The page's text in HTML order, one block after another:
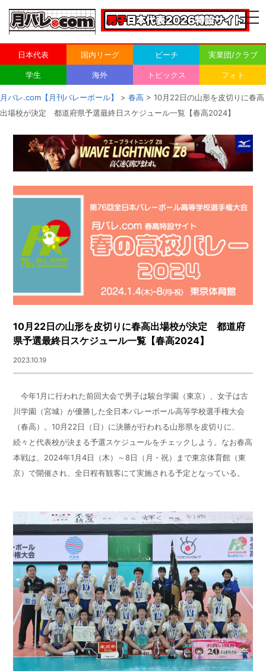
日本代表 国内リーグ ビーチ 実業団/クラブ
学生 海外 トピックス フォト
月バレ.com【月刊バレーボール】 > 春高 > 10月22日の山形を皮切りに春高
出場校が決定 都道府県予選最終日スケジュール一覧【春高2024】
10月22日の山形を皮切りに春高出場校が決定 都道府
県予選最終日スケジュール一覧【春高2024】
2023.10.19
今年1月に行われた前回大会で男子は駿台学園（東京）、女子は古
川学園（宮城）が優勝した全日本バレーボール高等学校選手権大会
（春高）。10月22日（日）に決勝が行われる山形県を皮切りに、
続々と代表校が決まる予選スケジュールをチェックしよう。なお春高
本戦は、2024年1月4日（木）～8日（月・祝）まで東京体育館（東
京）で開催され、全日程有観客にて実施される予定となっている。